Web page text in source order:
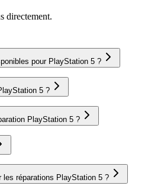
directement.
pour PlayStation 5 ?
5 ?
PlayStation 5 ?
les réparations PlayStation 5 ?